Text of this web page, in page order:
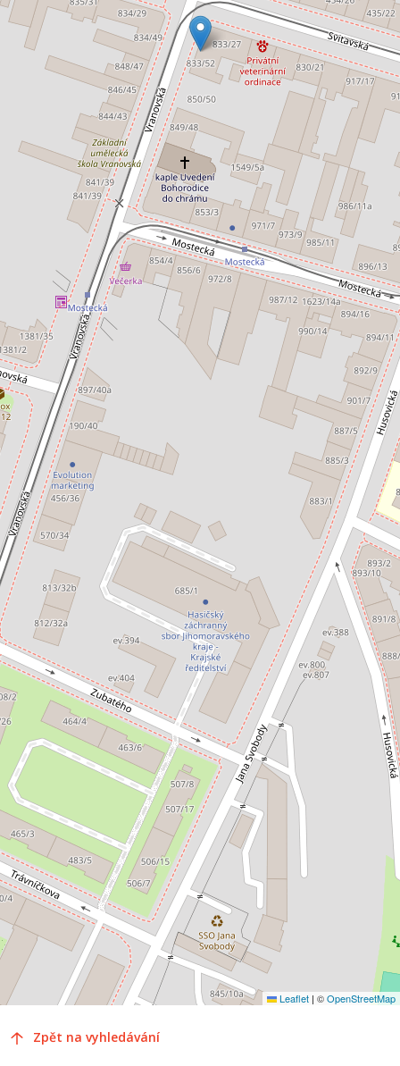
Leaflet | ©OpenStreetMap
Zpět na vyhledávání